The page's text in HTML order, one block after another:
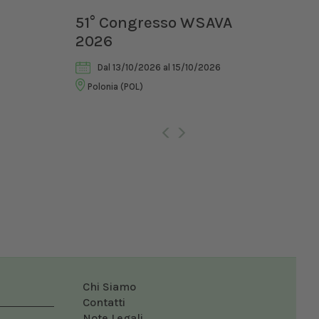
51° Congresso WSAVA
2026
Dal 13/10/2026 al 15/10/2026
Polonia (POL)
Chi Siamo
Contatti